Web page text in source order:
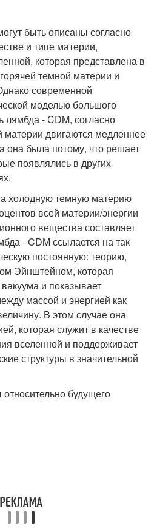
быть описаны согласно
и типе материи,
которая представлена в
темной материи и
современной
моделью большого
лямбда - CDM, согласно
материи двигаются медленнее
она была потому, что решает
появлялись в других
холодную темную материю
всей материи/энергии
вещества составляет
- CDM ссылается на так
постоянную: теорию,
Эйнштейном, которая
и показывает
массой и энергией как
В этом случае она
которая служит в качестве
вселенной и поддерживает
структуры в значительной
будущего